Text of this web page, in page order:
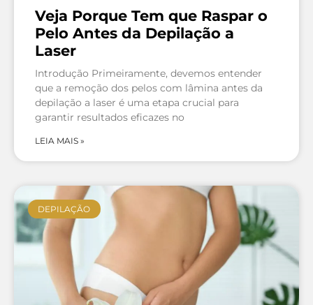
Veja Porque Tem que Raspar o
Pelo Antes da Depilação a
Laser
Introdução Primeiramente, devemos entender
que a remoção dos pelos com lâmina antes da
depilação a laser é uma etapa crucial para
garantir resultados eficazes no
LEIA MAIS »
DEPILAÇÃO